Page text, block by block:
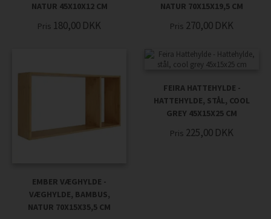
NATUR 45X10X12 CM
Pris 180,00 DKK
NATUR 70X15X19,5 CM
Pris 270,00 DKK
EMBER VÆGHYLDE -
VÆGHYLDE, BAMBUS,
NATUR 70X15X35,5 CM
FEIRA HATTEHYLDE -
HATTEHYLDE, STÅL, COOL
GREY 45X15X25 CM
Pris 225,00 DKK